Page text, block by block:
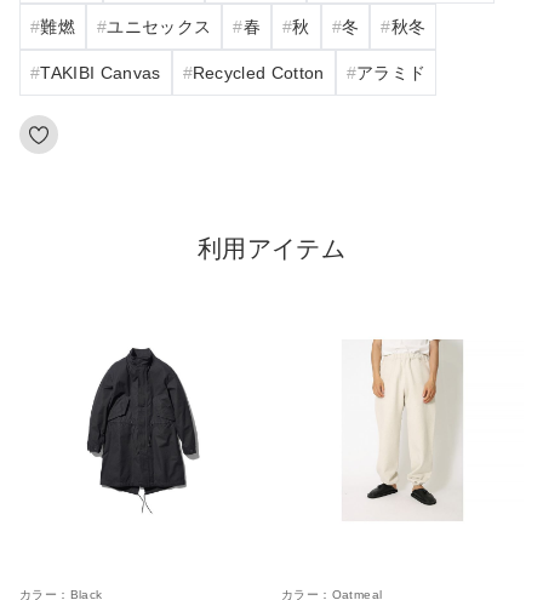
難燃 ユニセックス 春 秋 冬 秋冬
TAKIBI Canvas Recycled Cotton アラミド
利用アイテム
カラー： Black カラー： Oatmeal